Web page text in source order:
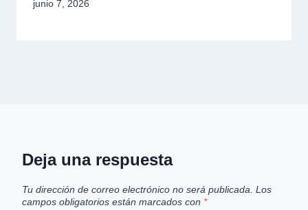
junio 7, 2026
Deja una respuesta
Tu dirección de correo electrónico no será publicada. Los
campos obligatorios están marcados con *